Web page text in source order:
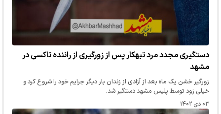
دستگیری مجدد مرد تبهکار پس از زورگیری از راننده تاکسی در
مشهد
زورگیر خشن یک ماه بعد از آزادی از زندان بار دیگر جرایم خود را شروع کرد و
خیلی زود توسط پلیس مشهد دستگیر شد.
۰۳ دی ۱۴۰۲